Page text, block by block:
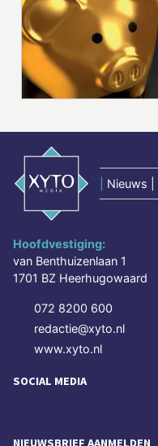
Nieuws |
Hoofdvestiging:
van Benthuizenlaan 1
1701 BZ Heerhugowaard
072 8200 600
redactie@xyto.nl
www.xyto.nl
SOCIAL MEDIA
NIEUWSBRIEF AANMELDEN